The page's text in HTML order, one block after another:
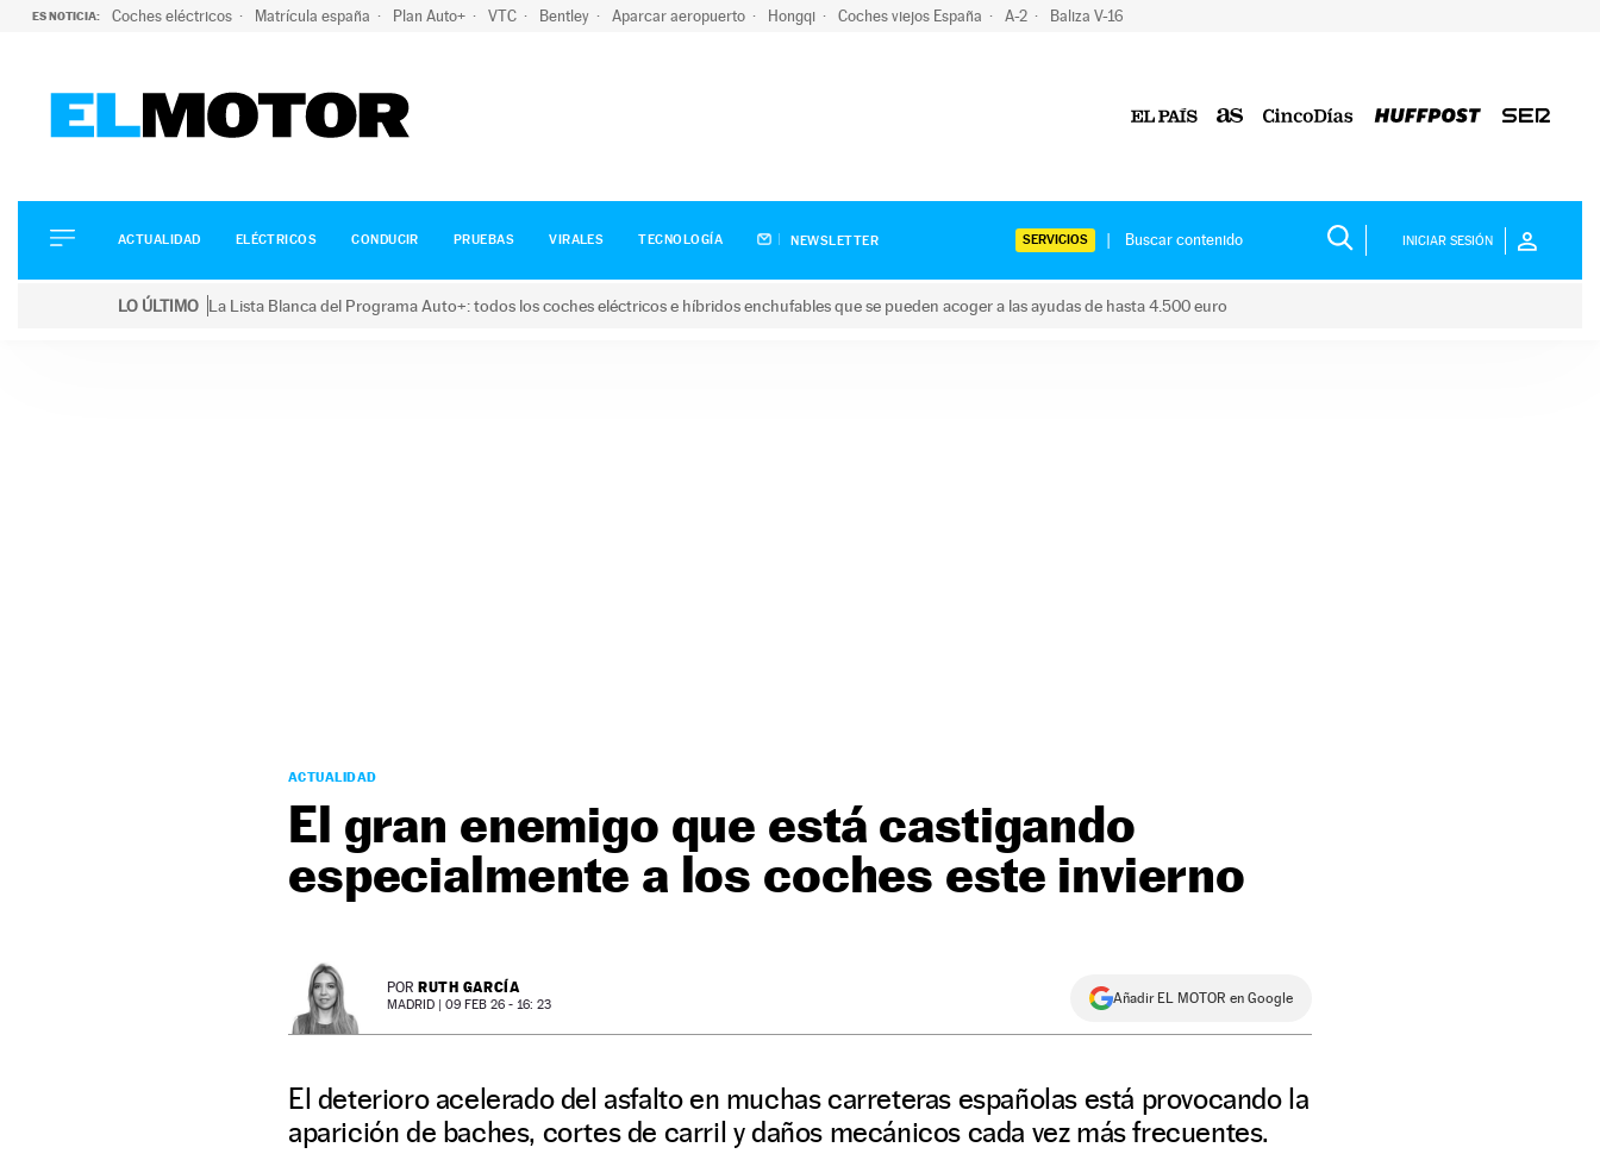
ES NOTICIA: Coches eléctricos Matrícula españa Plan Auto+ VTC Bentley Aparcar aeropuerto Hongqi Coches viejos España A-2 Baliza V-16
ELÉCTRICOS
CONDUCIR
ACTUALIDAD ELÉCTRICOS CONDUCIR PRUEBAS VIRALES TECNOLOGÍA NEWSLETTER SERVICIOS INICIAR SESIÓN
LO ÚLTIMO La Lista Blanca del Programa Auto+: todos los coches eléctricos e híbridos enchufables que se pueden acoger a las ayudas de hasta 4.500 euro
ACTUALIDAD
El gran enemigo que está castigando
especialmente a los coches este invierno
POR RUTH GARCÍA
MADRID | 09 FEB 26 - 16: 23 Añadir EL MOTOR en Google
El deterioro acelerado del asfalto en muchas carreteras españolas está provocando la
aparición de baches, cortes de carril y daños mecánicos cada vez más frecuentes.